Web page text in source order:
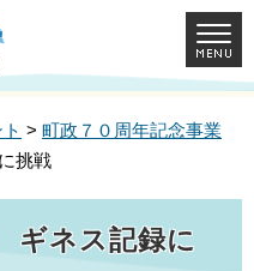
> 町政７０周年記念事業
挑戦
ギネス記録に